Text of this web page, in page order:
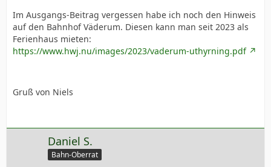
Im Ausgangs-Beitrag vergessen habe ich noch den Hinweis
auf den Bahnhof Väderum. Diesen kann man seit 2023 als
Ferienhaus mieten:
https://www.hwj.nu/images/2023/vaderum-uthyrning.pdf
Gruß von Niels
Daniel S.
Bahn-Oberrat